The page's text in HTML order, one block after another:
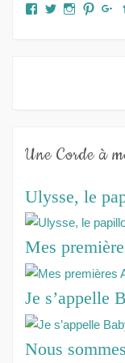
Facebook
TwitterInstagram
Une Corde à
Ulysse, le
Mes
Je s’appelle
Nous